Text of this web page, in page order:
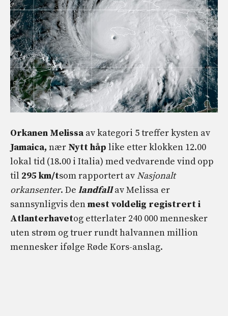
Orkanen Melissa av kategori 5 treffer kysten av
Jamaica, nær Nytt håp like etter klokken 12.00
lokal tid (18.00 i Italia) med vedvarende vind opp
til 295 km/tsom rapportert avNasjonalt
orkansenter. De landfallav Melissa er
sannsynligvis denmest voldelig registrert i
Atlanterhavetog etterlater 240 000 mennesker
uten strøm og truer rundt halvannen million
mennesker ifølge Røde Kors-anslag.